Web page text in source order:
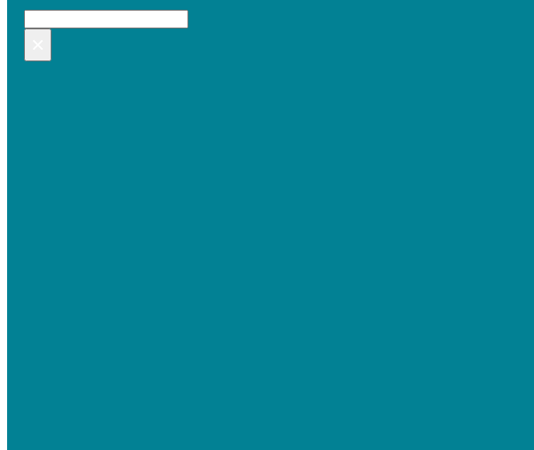
Pesquisar